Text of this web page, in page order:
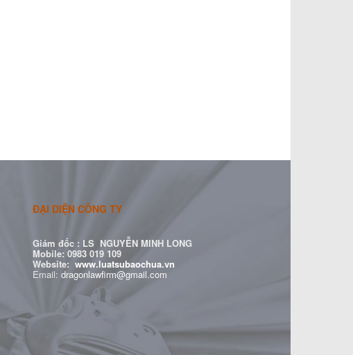
ĐẠI DIỆN CÔNG TY
Giám đốc : LS NGUYỄN MINH LONG
Mobile: 0983 019 109
Website: www.luatsubaochua.vn
Email: dragonlawfirm@gmail.com